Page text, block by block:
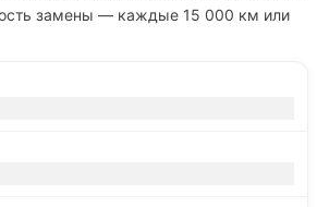
замены — каждые 15 000 км или